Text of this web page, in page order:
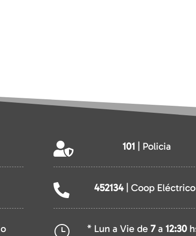
 101 | Policia
 452134| Coop Eléctrico
} * Lun a Vie de7 a12:30